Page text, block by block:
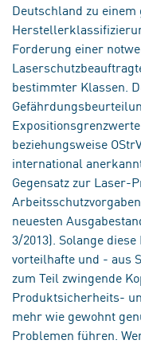
Deutschland zu
Forderung einer
bestimmter Klassen.
beziehungsweise
international
Gegensatz zur
neuesten
3/2013). Solange
vorteilhafte und - aus
zum Teil zwingende
Produktsicherheits-
mehr wie gewohnt
Problemen führen.